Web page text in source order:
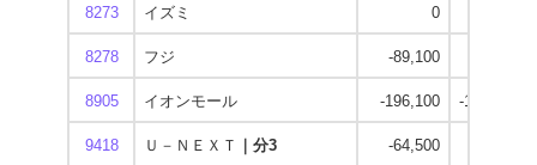
8273 イズミ 0
8278 フジ -89,100
8905 イオンモール -196,100 -1,286,700
9418 Ｕ－ＮＥＸＴ ｜分3 -64,500